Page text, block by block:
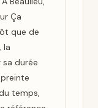
Ça
que de
la
durée
temps,